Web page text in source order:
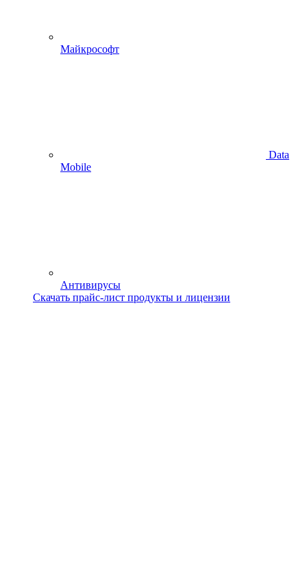
Майкрософт
Data
Mobile
Антивирусы
Скачать прайс-лист продукты и лицензии